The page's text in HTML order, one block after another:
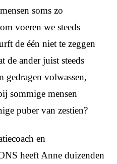
soms zo
voeren we steeds
de één niet te zeggen
de ander juist steeds
gedragen volwassen,
sommige mensen
puber van zestien?
en
heeft Anne duizenden